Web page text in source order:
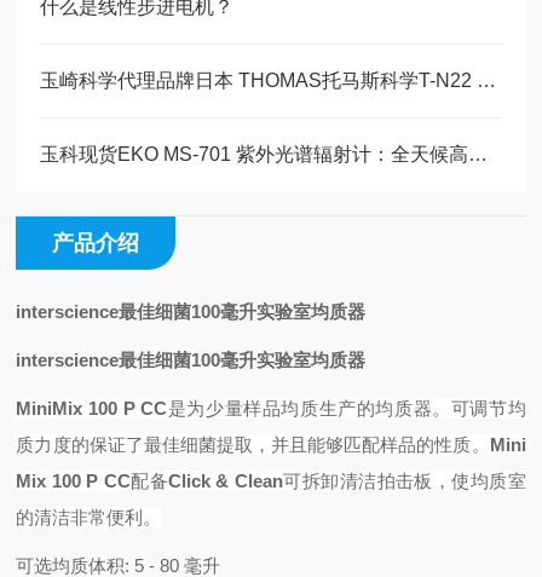
什么是线性步进电机？
玉崎科学代理品牌日本 THOMAS托马斯科学T-N22 恒温水槽产品详情
玉科现货EKO MS-701 紫外光谱辐射计：全天候高精度紫外光谱观测解决方案
产品介绍
interscience最佳细菌100毫升实验室均质器
interscience最佳细菌100毫升实验室均质器
MiniMix 100 P CC是为少量样品均质生产的均质器。可调节均
质力度的保证了最佳细菌提取，并且能够匹配样品的性质。 Mini
Mix 100 P CC配备Click & Clean可拆卸清洁拍击板 ，使均质室
的清洁非常便利。
可选均质体积: 5 - 80 毫升